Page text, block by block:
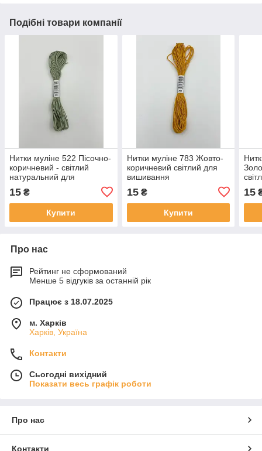
Подібні товари компанії
Нитки муліне 522 Пісочно-
коричневий - світлий
натуральний для
15 ₴
Купити
Нитки муліне 783 Жовто-
коричневий світлий для
вишивання
15₴
Купити
15
Про нас
Рейтинг не сформований
Менше 5 відгуків за останній рік
Працює з 18.07.2025
м. Харків
Харків, Україна
Контакти
Сьогодні вихідний
Показати весь графік роботи
Про нас
Контакти